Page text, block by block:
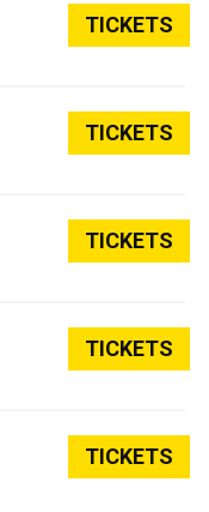
TICKETS
TICKETS
TICKETS
TICKETS
TICKETS